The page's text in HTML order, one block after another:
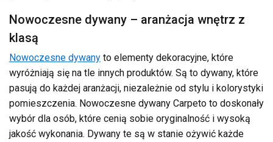
Nowoczesne dywany – aranżacja wnętrz z
klasą
Nowoczesne dywany to elementy dekoracyjne, które
wyróżniają się na tle innych produktów. Są to dywany, które
pasują do każdej aranżacji, niezależnie od stylu i kolorystyki
pomieszczenia. Nowoczesne dywany Carpeto to doskonały
wybór dla osób, które cenią sobie oryginalność i wysoką
jakość wykonania. Dywany te są w stanie ożywić każde